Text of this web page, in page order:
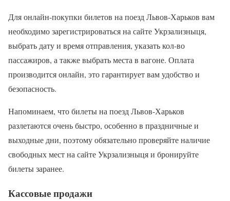
Для онлайн-покупки билетов на поезд Львов-Харьков вам
необходимо зарегистрироваться на сайте Укрзализныця,
выбрать дату и время отправления, указать кол-во
пассажиров, а также выбрать места в вагоне. Оплата
производится онлайн, это гарантирует вам удобство и
безопасность.
Напоминаем, что билеты на поезд Львов-Харьков
разлетаются очень быстро, особенно в праздничные и
выходные дни, поэтому обязательно проверяйте наличие
свободных мест на сайте Укрзализныця и бронируйте
билеты заранее.
Кассовые продажи